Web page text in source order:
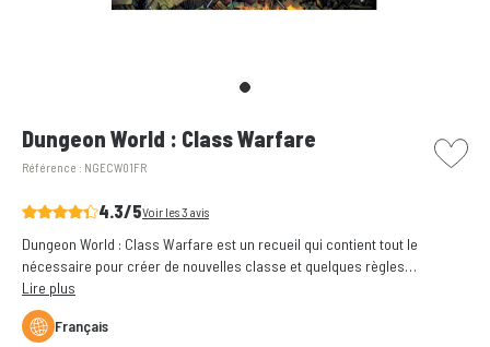
Dungeon World : Class Warfare
Référence : NGECW01FR
picto
4.3/5Voir les 3 avis
Dungeon World : Class Warfare est un recueil qui contient tout le
nécessaire pour créer de nouvelles classe et quelques règles
alternatives.
Lire plus
Français